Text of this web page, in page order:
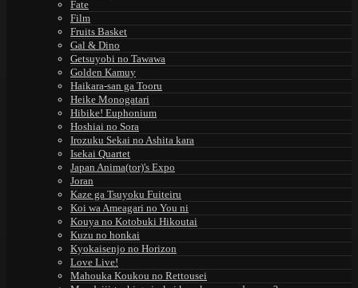
Fate
Film
Fruits Basket
Gal & Dino
Getsuyobi no Tawawa
Golden Kamuy
Haikara-san ga Tooru
Heike Monogatari
Hibike! Euphonium
Hoshiai no Sora
Irozuku Sekai no Ashita kara
Isekai Quartet
Japan Anima(tor)'s Expo
Joran
Kaze ga Tsuyoku Fuiteiru
Koi wa Ameagari no You ni
Kouya no Kotobuki Hikoutai
Kuzu no honkai
Kyokaisenjo no Horizon
Love Live!
Mahouka Koukou no Rettousei